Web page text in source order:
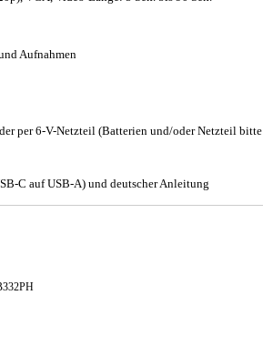
Aufnahmen
per 6-V-Netzteil (Batterien und/oder Netzteil bitte
C auf USB-A) und deutscher Anleitung